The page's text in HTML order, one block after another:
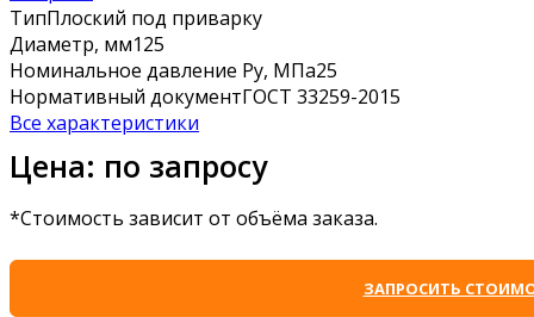
ТипПлоский под приварку
Диаметр, мм125
Номинальное давление Ру, МПа25
Нормативный документГОСТ 33259-2015
Все характеристики
Цена: по запросу
*Стоимость зависит от объёма заказа.
ЗАПРОСИТЬ